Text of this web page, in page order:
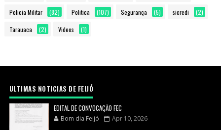
Policia Militar (82) Politica (107) Segurança (5) sicredi (2)
Tarauaca (2) Videos (1)
ULTIMAS NOTICIAS DE FEIJÓ
EDITAL DE CONVOCAÇÃO FEC
Bom dia Feijó Apr 10, 2026